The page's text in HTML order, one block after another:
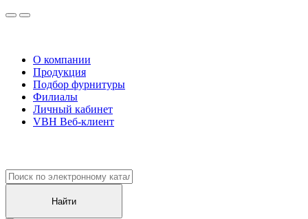
О компании
Продукция
Подбор фурнитуры
Филиалы
Личный кабинет
VBH Веб-клиент